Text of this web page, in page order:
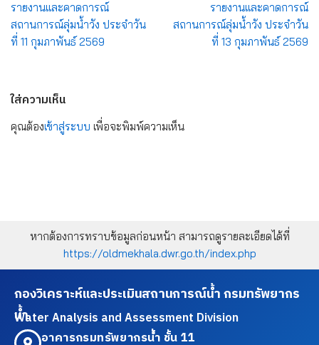
รายงานและคาดการณ์
สถานการณ์ลุ่มน้ำวัง ประจำวัน
ที่ 11 กุมภาพันธ์ 2569
รายงานและคาดการณ์
สถานการณ์ลุ่มน้ำวัง ประจำวัน
ที่ 13 กุมภาพันธ์ 2569
ใส่ความเห็น
คุณต้องเข้าสู่ระบบ เพื่อจะพิมพ์ความเห็น
หากต้องการทราบข้อมูลก่อนหน้า สามารถดูรายละเอียดได้ที่
https://oldmekhala.dwr.go.th/index.php
กองวิเคราะห์และประเมินสถานการณ์น้ำ กรมทรัพยากร
น้ำ
Water Analysis and Assessment Division
อาคารกรมทรัพยากรน้ำ ชั้น 11